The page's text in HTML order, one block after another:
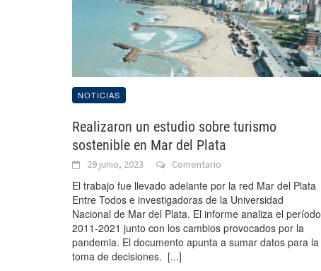
NOTICIAS
Realizaron un estudio sobre turismo
sostenible en Mar del Plata
29 junio, 2023 Comentario
El trabajo fue llevado adelante por la red Mar del Plata
Entre Todos e investigadoras de la Universidad
Nacional de Mar del Plata. El informe analiza el período
2011-2021 junto con los cambios provocados por la
pandemia. El documento apunta a sumar datos para la
toma de decisiones. [...]